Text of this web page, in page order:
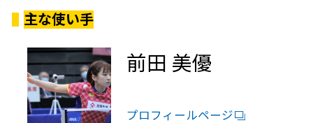
主な使い手
前田 美優
プロフィールページ